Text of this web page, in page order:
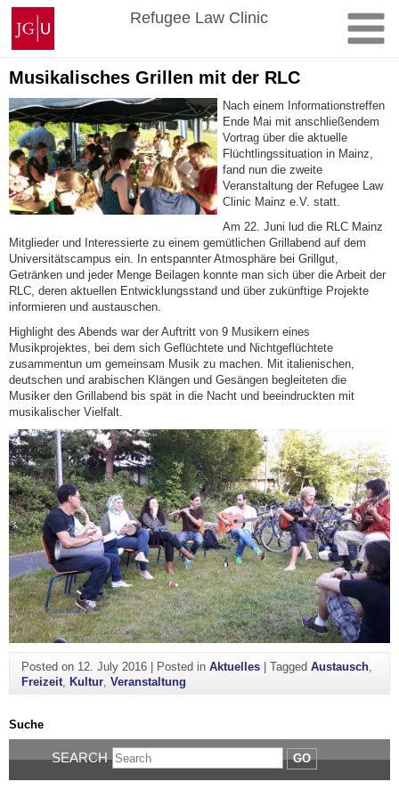
Skip
content
Johannes
Gutenberg
University
Mainz
Refugee Law Clinic
Musikalisches Grillen mit der RLC
Nach einem Informationstreffen
Ende Mai mit anschließendem
Vortrag über die aktuelle
Flüchtlingssituation in Mainz,
fand nun die zweite
Veranstaltung der Refugee Law
Clinic Mainz e.V. statt.
Am 22. Juni lud die RLC Mainz
Mitglieder und Interessierte zu einem gemütlichen Grillabend auf dem
Universitätscampus ein. In entspannter Atmosphäre bei Grillgut,
Getränken und jeder Menge Beilagen konnte man sich über die Arbeit der
RLC, deren aktuellen Entwicklungsstand und über zukünftige Projekte
informieren und austauschen.
Highlight des Abends war der Auftritt von 9 Musikern eines
Musikprojektes, bei dem sich Geflüchtete und Nichtgeflüchtete
zusammentun um gemeinsam Musik zu machen. Mit italienischen,
deutschen und arabischen Klängen und Gesängen begleiteten die
Musiker den Grillabend bis spät in die Nacht und beeindruckten mit
musikalischer Vielfalt.
Posted on 12. July 2016| Posted in Aktuelles| Tagged Austausch,
Freizeit, Kultur, Veranstaltung
Suche
SEARCH GO